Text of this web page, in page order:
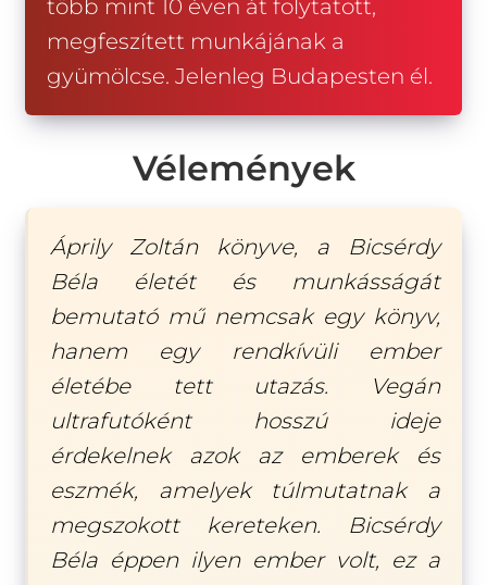
több mint 10 éven át folytatott,
megfeszített munkájának a
gyümölcse. Jelenleg Budapesten él.
Vélemények
Áprily Zoltán könyve, a Bicsérdy
Béla életét és munkásságát
bemutató mű nemcsak egy könyv,
hanem egy rendkívüli ember
életébe tett utazás. Vegán
ultrafutóként hosszú ideje
érdekelnek azok az emberek és
eszmék, amelyek túlmutatnak a
megszokott kereteken. Bicsérdy
Béla éppen ilyen ember volt, ez a